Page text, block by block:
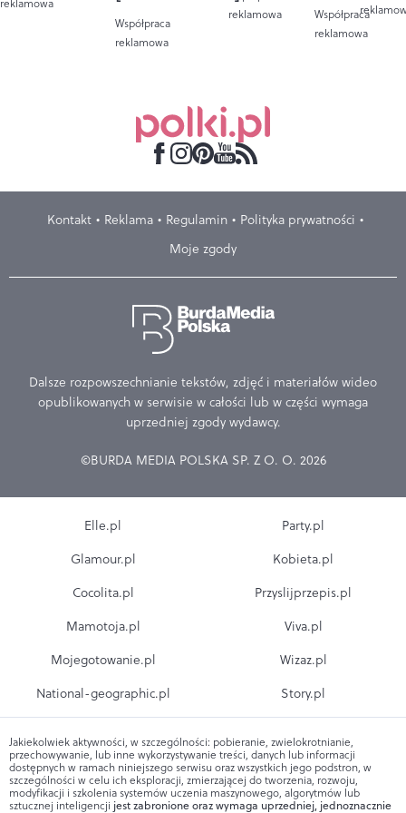
Współpraca
reklamowa
reklamowa
Współpraca
reklamowa
Kontakt Reklama Regulamin
Polityka prywatności
Moje zgody
Dalsze rozpowszechnianie tekstów, zdjęć i materiałów wideo
opublikowanych w serwisie w całości lub w części wymaga
uprzedniej zgody wydawcy.
©BURDA MEDIA POLSKA SP. Z O. O. 2026
Elle.pl
Glamour.pl
Cocolita.pl
Mamotoja.pl
Mojegotowanie.pl
National-geographic.pl
Party.pl
Kobieta.pl
Przyslijprzepis.pl
Viva.pl
Wizaz.pl
Story.pl
Jakiekolwiek aktywności, w szczególności: pobieranie, zwielokrotnianie,
przechowywanie, lub inne wykorzystywanie treści, danych lub informacji
dostępnych w ramach niniejszego serwisu oraz wszystkich jego podstron, w
szczególności w celu ich eksploracji, zmierzającej do tworzenia, rozwoju,
modyfikacji i szkolenia systemów uczenia maszynowego, algorytmów lub
sztucznej inteligencji jest zabronione oraz wymaga uprzedniej, jednoznacznie